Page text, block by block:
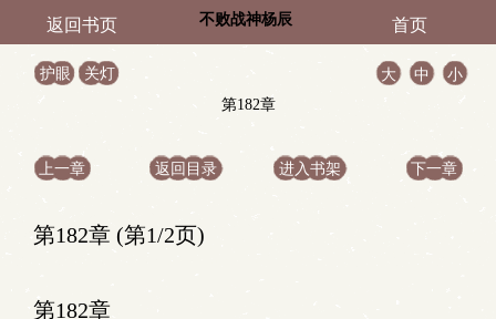
返回书页 不败战神杨辰 首页
护眼 关灯 大 中
小
第182章
上一章 返回目录 进入书架 下一章
第182章 (第1/2页)
第182章